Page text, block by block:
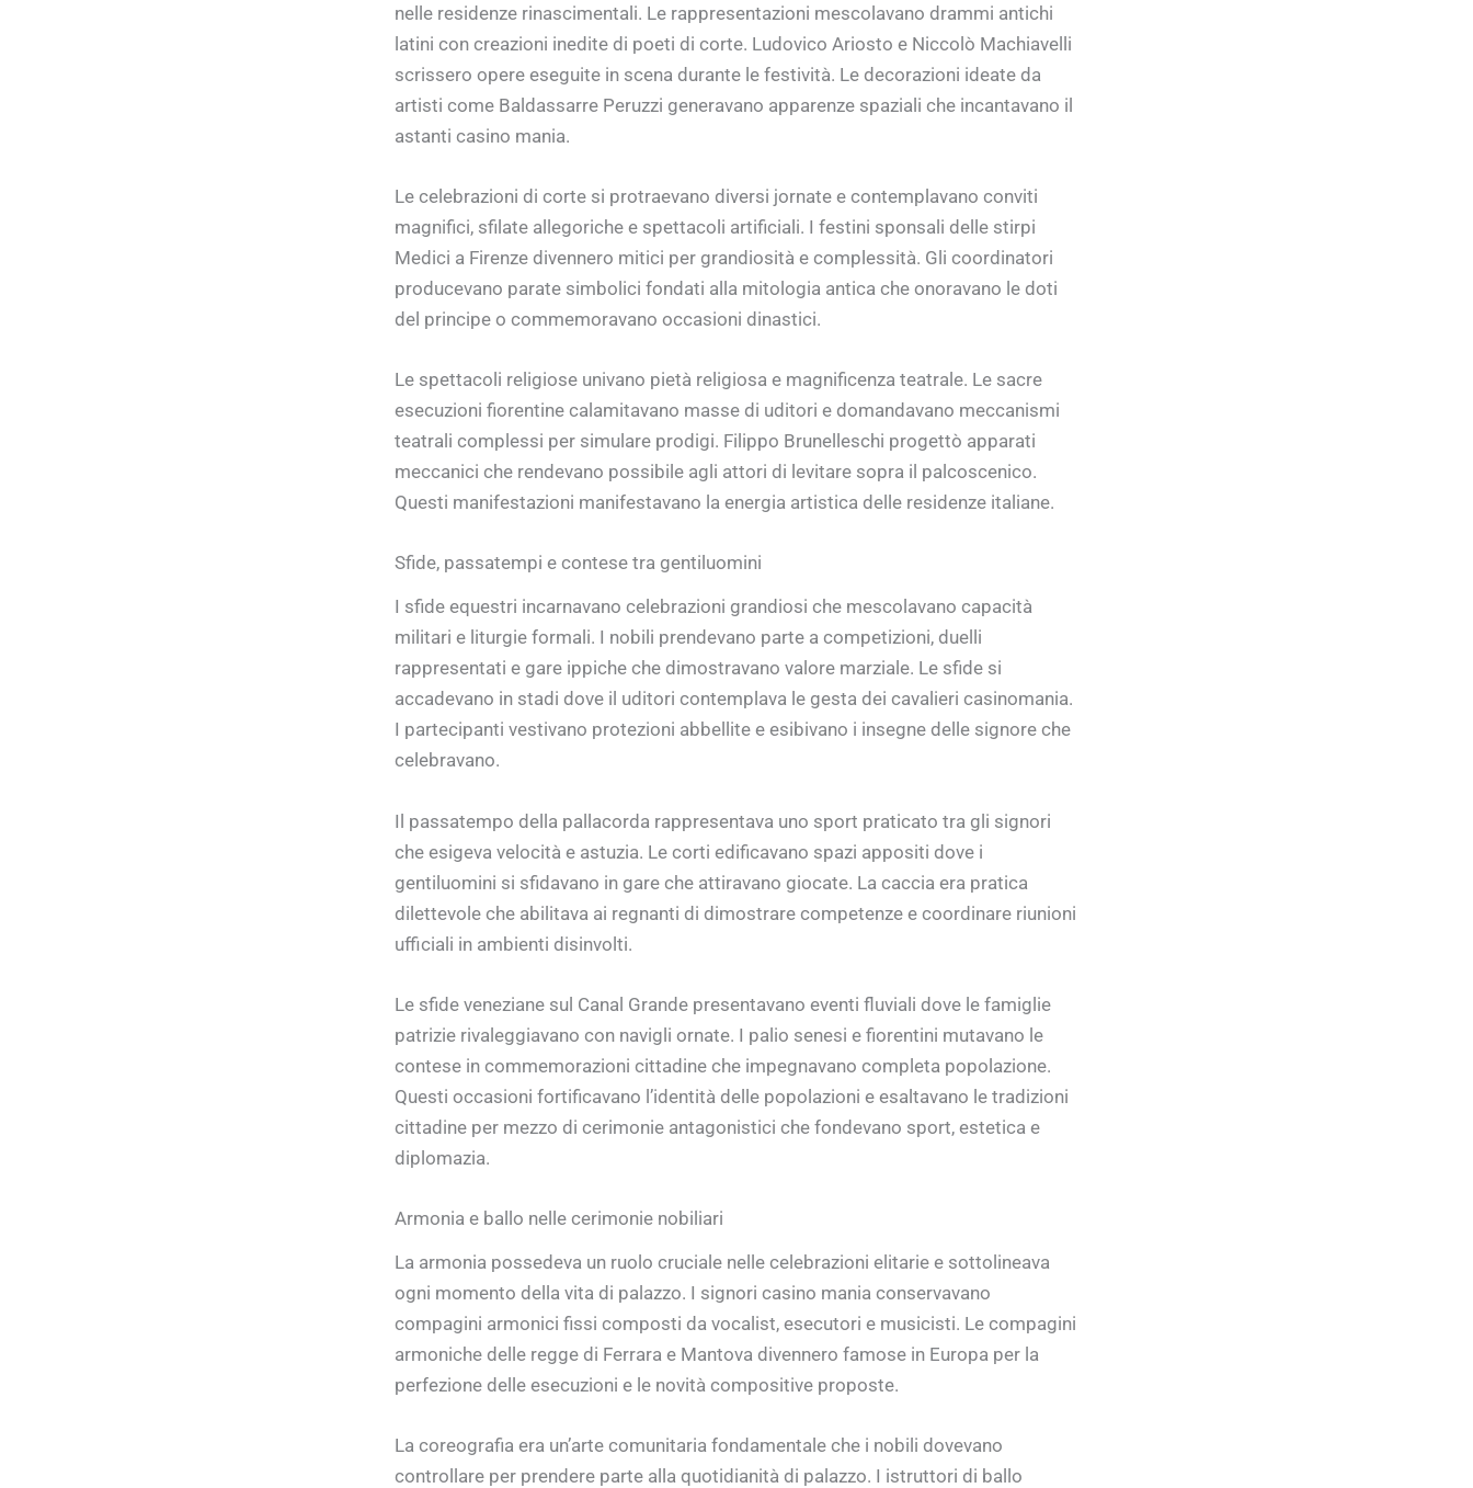
nelle residenze rinascimentali. Le rappresentazioni mescolavano drammi antichi
latini con creazioni inedite di poeti di corte. Ludovico Ariosto e Niccolò Machiavelli
scrissero opere eseguite in scena durante le festività. Le decorazioni ideate da
artisti come Baldassarre Peruzzi generavano apparenze spaziali che incantavano il
astanti casino mania.
Le celebrazioni di corte si protraevano diversi jornate e contemplavano conviti
magnifici, sfilate allegoriche e spettacoli artificiali. I festini sponsali delle stirpi
Medici a Firenze divennero mitici per grandiosità e complessità. Gli coordinatori
producevano parate simbolici fondati alla mitologia antica che onoravano le doti
del principe o commemoravano occasioni dinastici.
Le spettacoli religiose univano pietà religiosa e magnificenza teatrale. Le sacre
esecuzioni fiorentine calamitavano masse di uditori e domandavano meccanismi
teatrali complessi per simulare prodigi. Filippo Brunelleschi progettò apparati
meccanici che rendevano possibile agli attori di levitare sopra il palcoscenico.
Questi manifestazioni manifestavano la energia artistica delle residenze italiane.
Sfide, passatempi e contese tra gentiluomini
I sfide equestri incarnavano celebrazioni grandiosi che mescolavano capacità
militari e liturgie formali. I nobili prendevano parte a competizioni, duelli
rappresentati e gare ippiche che dimostravano valore marziale. Le sfide si
accadevano in stadi dove il uditori contemplava le gesta dei cavalieri casinomania.
I partecipanti vestivano protezioni abbellite e esibivano i insegne delle signore che
celebravano.
Il passatempo della pallacorda rappresentava uno sport praticato tra gli signori
che esigeva velocità e astuzia. Le corti edificavano spazi appositi dove i
gentiluomini si sfidavano in gare che attiravano giocate. La caccia era pratica
dilettevole che abilitava ai regnanti di dimostrare competenze e coordinare riunioni
ufficiali in ambienti disinvolti.
Le sfide veneziane sul Canal Grande presentavano eventi fluviali dove le famiglie
patrizie rivaleggiavano con navigli ornate. I palio senesi e fiorentini mutavano le
contese in commemorazioni cittadine che impegnavano completa popolazione.
Questi occasioni fortificavano l’identità delle popolazioni e esaltavano le tradizioni
cittadine per mezzo di cerimonie antagonistici che fondevano sport, estetica e
diplomazia.
Armonia e ballo nelle cerimonie nobiliari
La armonia possedeva un ruolo cruciale nelle celebrazioni elitarie e sottolineava
ogni momento della vita di palazzo. I signori casino mania conservavano
compagini armonici fissi composti da vocalist, esecutori e musicisti. Le compagini
armoniche delle regge di Ferrara e Mantova divennero famose in Europa per la
perfezione delle esecuzioni e le novità compositive proposte.
La coreografia era un’arte comunitaria fondamentale che i nobili dovevano
controllare per prendere parte alla quotidianità di palazzo. I istruttori di ballo